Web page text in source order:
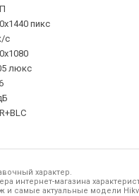
пикс
с
люкс
характер.
интернет-магазина
и самые актуальные модели